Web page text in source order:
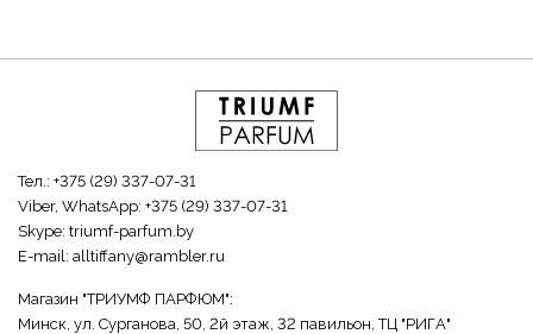
Тел.: +375 (29) 337-07-31
Viber, WhatsApp: +375 (29) 337-07-31
Skype: triumf-parfum.by
E-mail: alltiffany@rambler.ru
Магазин "ТРИУМФ ПАРФЮМ":
Минск, ул. Сурганова, 50, 2й этаж, 32 павильон, ТЦ "РИГА"